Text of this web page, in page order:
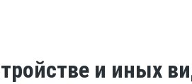
и иных